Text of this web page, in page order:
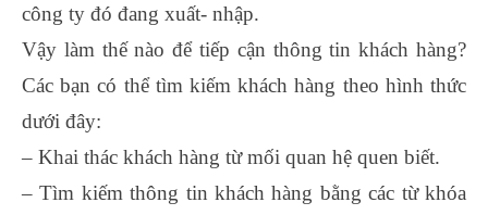
công ty đó đang xuất- nhập.
Vậy làm thế nào để tiếp cận thông tin khách hàng?
Các bạn có thể tìm kiếm khách hàng theo hình thức
dưới đây:
– Khai thác khách hàng từ mối quan hệ quen biết.
– Tìm kiếm thông tin khách hàng bằng các từ khóa